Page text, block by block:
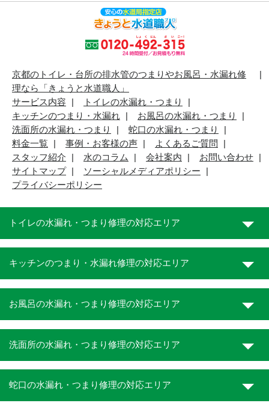
京都のトイレ・台所の排水管のつまりやお風呂・水漏れ修
理なら「きょうと水道職人」
サービス内容
トイレの水漏れ・つまり
キッチンのつまり・水漏れ
お風呂の水漏れ・つまり
洗面所の水漏れ・つまり
蛇口の水漏れ・つまり
料金一覧
事例・お客様の声
よくあるご質問
スタッフ紹介
水のコラム 会社案内
お問い合わせ
サイトマップ
ソーシャルメディアポリシー
プライバシーポリシー
トイレの水漏れ・つまり修理の対応エリア
キッチンのつまり・水漏れ修理の対応エリア
お風呂の水漏れ・つまり修理の対応エリア
洗面所の水漏れ・つまり修理の対応エリア
蛇口の水漏れ・つまり修理の対応エリア